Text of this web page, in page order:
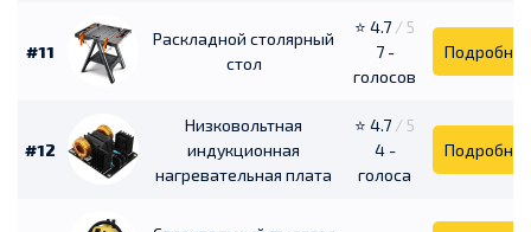
#11
Раскладной столярный
стол
⭐ 4.7 / 5
7 -
голосов
Подробнее
#12
Низковольтная
индукционная
нагревательная плата
⭐ 4.7 / 5
4 -
голоса
Подробнее